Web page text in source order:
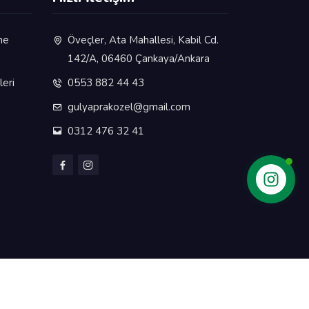
Öveçler, Ata Mahallesi, Kabil Cd.
142/A, 06460 Çankaya/Ankara
0553 882 44 43
gulyaprakozel@gmail.com
0312 476 32 41